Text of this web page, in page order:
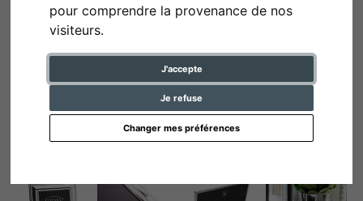
pour comprendre la provenance de nos
visiteurs.
J'accepte
Je refuse
Changer mes préférences